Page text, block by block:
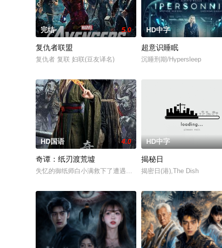
完结 5.0
复仇者联盟
复仇者 复联 妇联(豆友译名)
HD中字
超意识睡眠
沉睡刑期/Hypersleep
HD国语 4.0
奇谭：纸刃渡荒墟
失忆的御纸师白小满救下了遭遇追杀、只剩三天时间寻齐宝物复
HD中字
揭秘日
揭密日(港),The Dish